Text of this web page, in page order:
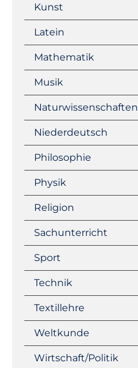
Kunst
Latein
Mathematik
Musik
Naturwissenschaften
Niederdeutsch
Philosophie
Physik
Religion
Sachunterricht
Sport
Technik
Textillehre
Weltkunde
Wirtschaft/Politik